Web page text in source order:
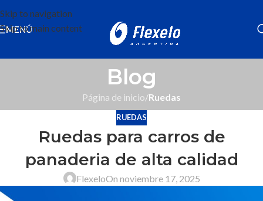
Skip to navigation
Skip to main content
MENÚ
Blog
Página de inicio/Ruedas
RUEDAS
Ruedas para carros de
panaderia de alta calidad
FlexeloOn noviembre 17, 2025